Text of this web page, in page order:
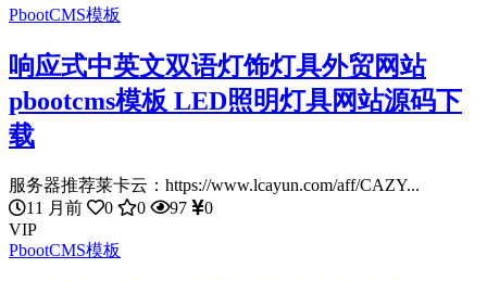
PbootCMS模板
响应式中英文双语灯饰灯具外贸网站
pbootcms模板 LED照明灯具网站源码下
载
服务器推荐莱卡云：https://www.lcayun.com/aff/CAZY...
11 月前
0 0 97
0
VIP
PbootCMS模板